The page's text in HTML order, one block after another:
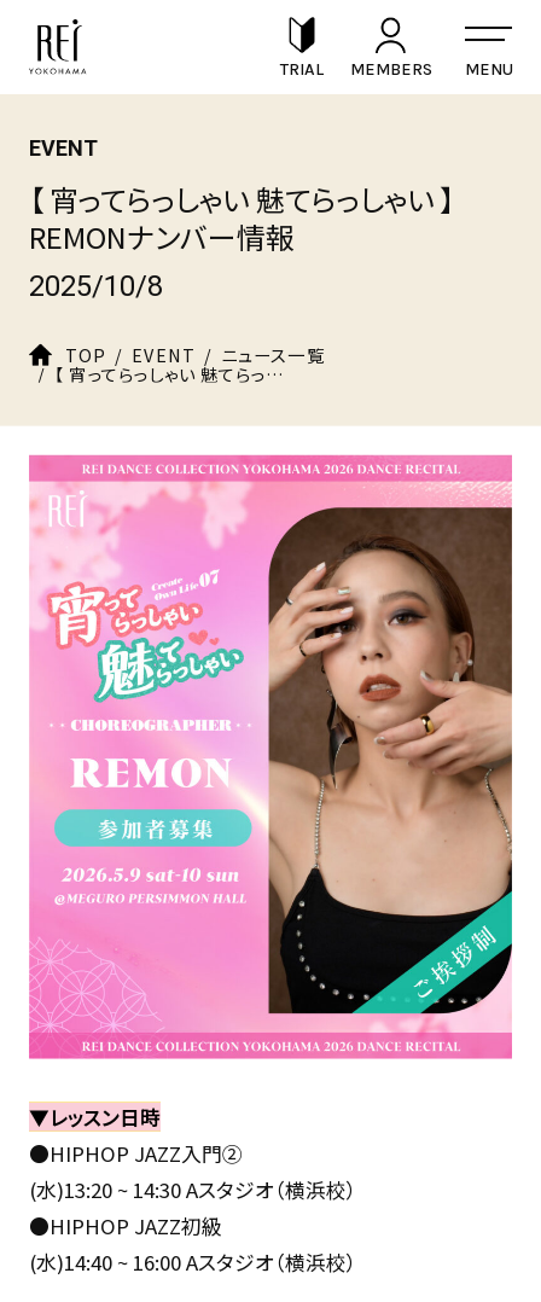
TRIAL MEMBERS
EVENT
【 宵ってらっしゃい 魅てらっしゃい 】
REMONナンバー情報
2025/10/8
TOP EVENT ニュース一覧
【 宵ってらっしゃい 魅てらっしゃい 】REMONナンバー情報
▼レッスン日時
●HIPHOP JAZZ入門②
(水)13:20 ~ 14:30 Aスタジオ（横浜校）
●HIPHOP JAZZ初級
(水)14:40 ~ 16:00 Aスタジオ（横浜校）